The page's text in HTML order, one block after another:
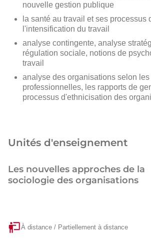
nouvelle gestion publique
la santé au travail et ses processus
l'intensification du travail
analyse contingente, analyse
régulation sociale, notions de
travail
analyse des organisations selon
professionnelles, les rapports de
processus d'ethnicisation des
Unités d'enseignement
Les nouvelles approches de la
sociologie des organisations
À distance / Partiellement à distance